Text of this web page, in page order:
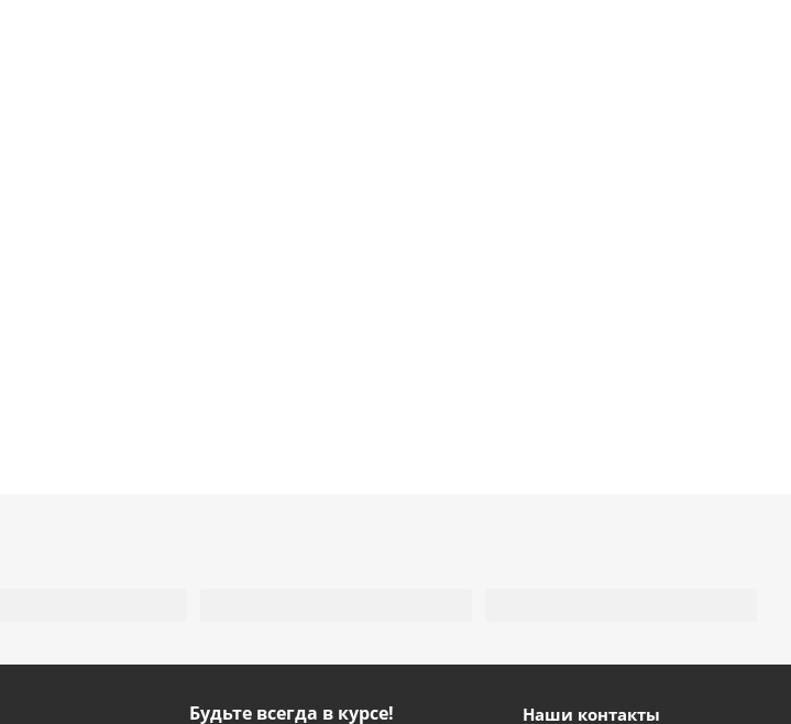
Будьте всегда в курсе! Наши контакты